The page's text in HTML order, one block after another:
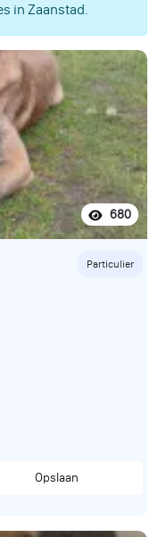
in Zaanstad.
680
Particulier
Opslaan